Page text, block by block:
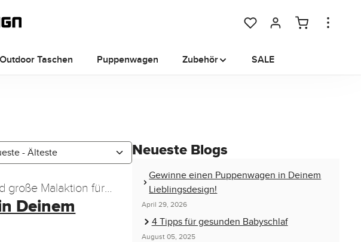
Du hast 0 Produkte auf dem
Outdoor Taschen Puppenwagen Zubehör SALE
große Malaktion für
Kollektion
Deinem
Neueste Blogs
Gewinne einen Puppenwagen in Deinem
Lieblingsdesign!
April 29, 2026
4 Tipps für gesunden Babyschlaf
August 05, 2025